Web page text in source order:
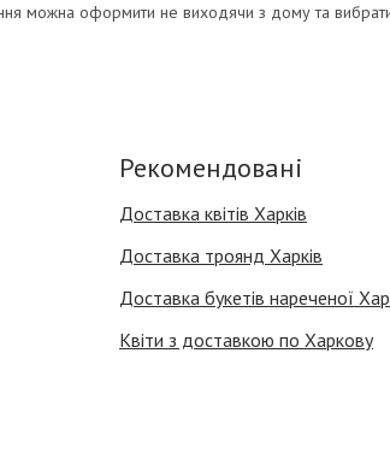
можна оформити не виходячи з дому та вибрати
Рекомендовані
Доставка квітів Харків
Доставка троянд Харків
Доставка букетів нареченої
Квіти з доставкою по Харкову